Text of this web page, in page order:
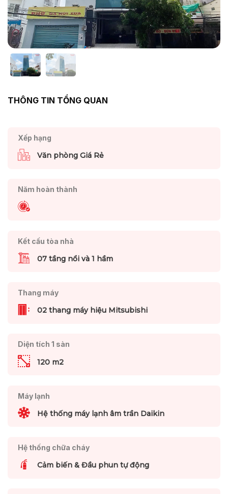
THÔNG TIN TỔNG QUAN
Xếp hạng
Văn phòng Giá Rẻ
Năm hoàn thành
Kết cấu tòa nhà
07 tầng nổi và 1 hầm
Thang máy
02 thang máy hiệu Mitsubishi
Diện tích 1 sàn
120 m2
Máy lạnh
Hệ thống máy lạnh âm trần Daikin
Hệ thống chữa cháy
Cảm biến & Đầu phun tự động